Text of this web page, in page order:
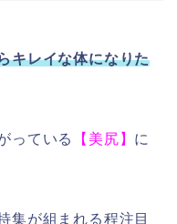
キレイな体になりた
っている 【美尻】 に
集が組まれる程注目